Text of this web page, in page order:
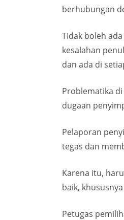
berhubungan
Tidak boleh
kesalahan
dan ada di
Problematika
dugaan
Pelaporan
tegas dan
Karena itu,
baik,
Petugas